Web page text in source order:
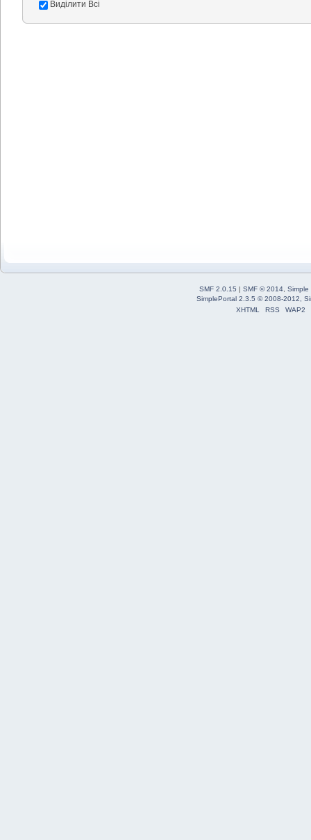
Виділити Всі
SMF 2.0.15 | SMF © 2014 Simple
SimplePortal 2.3.5 © 2008-2012,
XHTML
RSS WAP2